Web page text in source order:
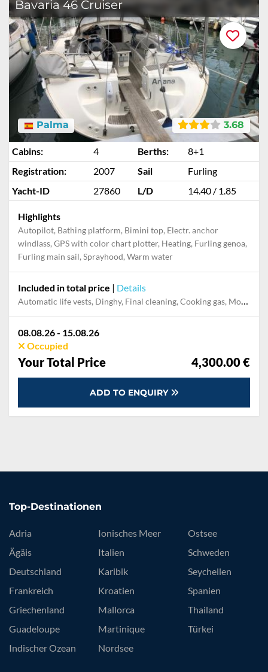
Bavaria 46 Cruiser
3.68
Palma
Cabins: 4 Berths:
8+1
Registration:
2007 Sail
Furling
Yacht-ID
27860 L/D 14.40 / 1.85
Highlights
Autopilot, Bathing platform, Bimini top, Electr. anchor
windlass, GPS with color chart plotter, Heating, Furling genoa,
Furling main sail, Sprayhood, Warm water
Included in total price | Details
Automatic life vests, Dinghy, Final cleaning, Cooking gas, Mooring in home marina during the whole charter
08.08.26 - 15.08.26
Occupied
Your Total Price 4,300.00 €
ADD TO ENQUIRY
Top-Destinationen
Adria
Ägäis
Deutschland
Frankreich
Griechenland
Guadeloupe
Indischer Ozean
Ionisches Meer
Italien
Karibik
Kroatien
Mallorca
Martinique
Nordsee
Ostsee
Schweden
Seychellen
Spanien
Thailand
Türkei